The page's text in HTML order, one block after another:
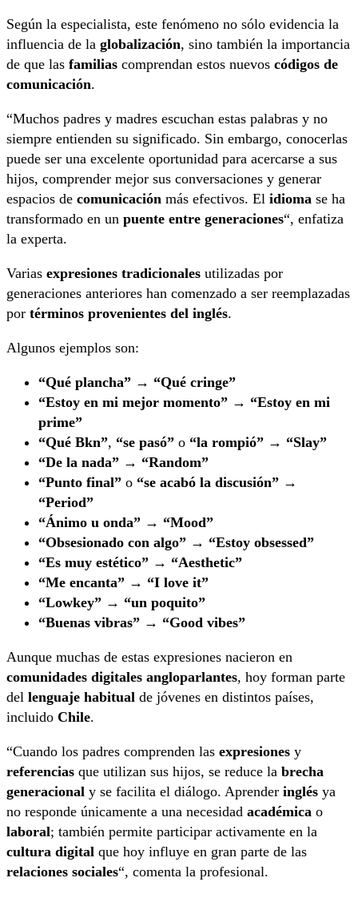
Según la especialista, este fenómeno no sólo evidencia la
influencia de la globalización, sino también la importancia
de que las familias comprendan estos nuevos códigos de
comunicación.
“Muchos padres y madres escuchan estas palabras y no
siempre entienden su significado. Sin embargo, conocerlas
puede ser una excelente oportunidad para acercarse a sus
hijos, comprender mejor sus conversaciones y generar
espacios de comunicación más efectivos. El idioma se ha
transformado en un puente entre generaciones“, enfatiza
la experta.
Varias expresiones tradicionales utilizadas por
generaciones anteriores han comenzado a ser reemplazadas
por términos provenientes del inglés.
Algunos ejemplos son:
“Qué plancha” → “Qué cringe”
“Estoy en mi mejor momento” → “Estoy en mi
prime”
“Qué Bkn”, “se pasó” o “la rompió” → “Slay”
“De la nada” → “Random”
“Punto final” o “se acabó la discusión” →
“Period”
“Ánimo u onda” → “Mood”
“Obsesionado con algo” → “Estoy obsessed”
“Es muy estético” → “Aesthetic”
“Me encanta” → “I love it”
“Lowkey” → “un poquito”
“Buenas vibras” → “Good vibes”
Aunque muchas de estas expresiones nacieron en
comunidades digitales angloparlantes, hoy forman parte
del lenguaje habitual de jóvenes en distintos países,
incluido Chile.
“Cuando los padres comprenden las expresiones y
referencias que utilizan sus hijos, se reduce la brecha
generacional y se facilita el diálogo. Aprender inglés ya
no responde únicamente a una necesidad académica o
laboral; también permite participar activamente en la
cultura digital que hoy influye en gran parte de las
relaciones sociales“, comenta la profesional.